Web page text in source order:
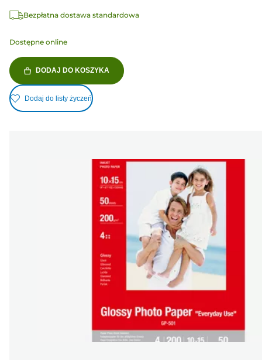
Bezpłatna dostawa standardowa
Dostępne online
DODAJ DO KOSZYKA
Dodaj do listy życzeń